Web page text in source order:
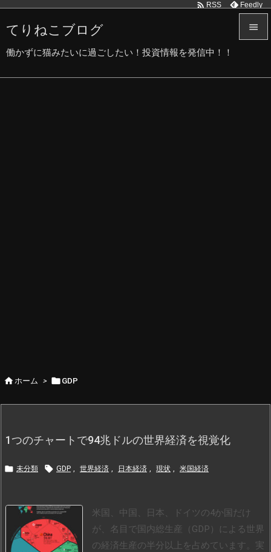
てりねこブログ
働かずに猫みたいに過ごしたい！投資情報を発信中！！

 RSS Feedly
ホーム >  GDP
1つのチャートで94兆ドルの世界経済を視覚化
 未分類  GDP , 世界経済 , 日本経済 , 現状 , 米国経済
米国、中国、日本、ドイツの4か国だけ
が、名目で国内総生産（GDP）による世界
の経済生産の半分以上を占めています。実